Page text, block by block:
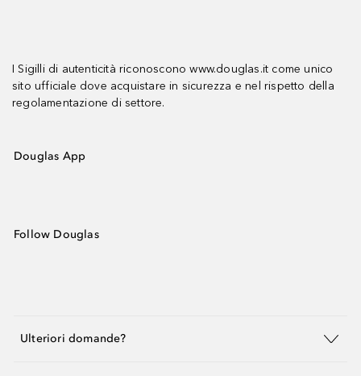
I Sigilli di autenticità riconoscono www.douglas.it come unico
sito ufficiale dove acquistare in sicurezza e nel rispetto della
regolamentazione di settore.
Douglas App
Follow Douglas
Ulteriori domande?